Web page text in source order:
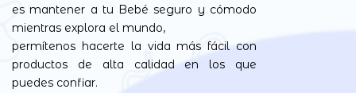
es mantener a tu Bebé seguro y cómodo
mientras explora el mundo,
permítenos hacerte la vida más fácil con
productos de alta calidad en los que
puedes confiar.